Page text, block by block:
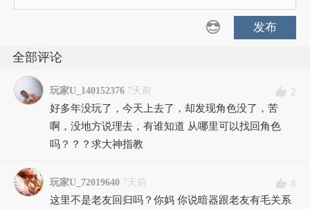
发布
全部评论
玩家U_140152376 7天前
2
好多年没玩了，今天上去了，却发现角色没了，苦
啊，没地方说理去，有谁知道 从哪里可以找回角色
吗？？？求大神指教
玩家U_72019640 7天前
8
这里不是老友回归吗？你妈 你说暗器跟老友有毛关系